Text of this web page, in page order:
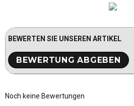
BEWERTEN SIE UNSEREN ARTIKEL
Noch keine Bewertungen